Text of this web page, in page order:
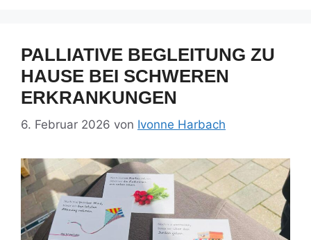
PALLIATIVE BEGLEITUNG ZU
HAUSE BEI SCHWEREN
ERKRANKUNGEN
6. Februar 2026 von Ivonne Harbach